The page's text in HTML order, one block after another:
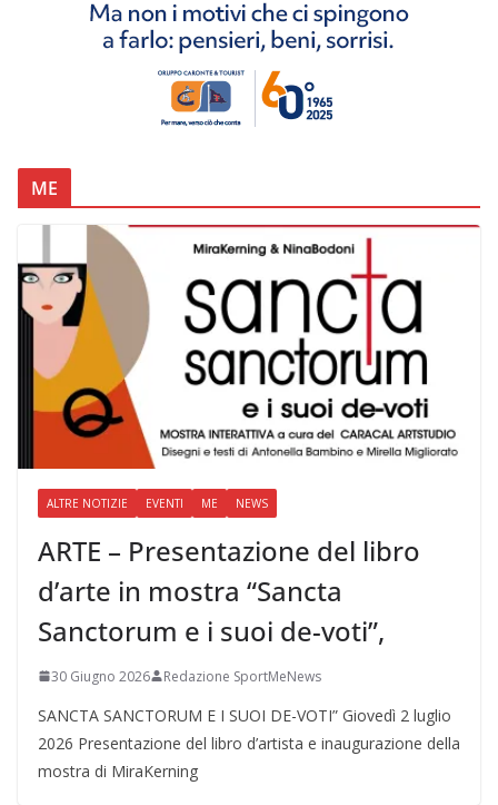
ME
ALTRE NOTIZIE EVENTI ME NEWS
ARTE – Presentazione del libro
d’arte in mostra “Sancta
Sanctorum e i suoi de-voti”,
30 Giugno 2026 Redazione SportMeNews
SANCTA SANCTORUM E I SUOI DE-VOTI” Giovedì 2 luglio
2026 Presentazione del libro d’artista e inaugurazione della
mostra di MiraKerning